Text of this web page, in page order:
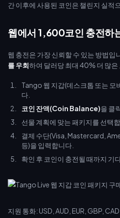
간 이후에 사용된 코인은 챌린지 실적
웹에서 1,600코인 충전하
웹 충전은 가장 신뢰할 수 있는 방법입
를 우회하여 달러당 최대 40% 더 많은
Tango 웹 지갑(데스크톱 또는 모
다.
코인 잔액(Coin Balance)을 클
선물 계획에 맞는 패키지를 선택
결제 수단(Visa, Mastercard,
등)을 입력합니다.
확인 후 코인이 충전될 때까지 기
지원 통화: USD, AUD, EUR, GBP,